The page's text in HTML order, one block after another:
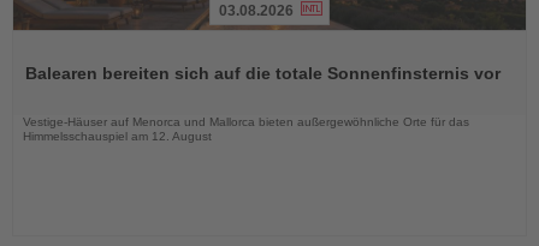
die
03.08.2026
Balearen bereiten sich auf die totale Sonnenfinsternis vor
Vestige-Häuser auf Menorca und Mallorca bieten außergewöhnliche Orte für das
Himmelsschauspiel am 12. August